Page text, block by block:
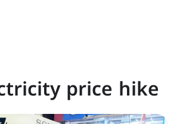
price hike